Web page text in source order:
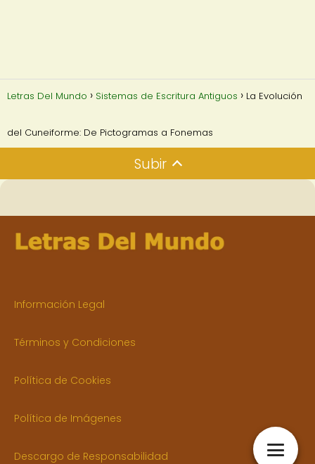
Letras Del Mundo Sistemas de Escritura Antiguos La Evolución
del Cuneiforme: De Pictogramas a Fonemas
Subir
Información Legal
Términos y Condiciones
Política de Cookies
Política de Imágenes
Descargo de Responsabilidad